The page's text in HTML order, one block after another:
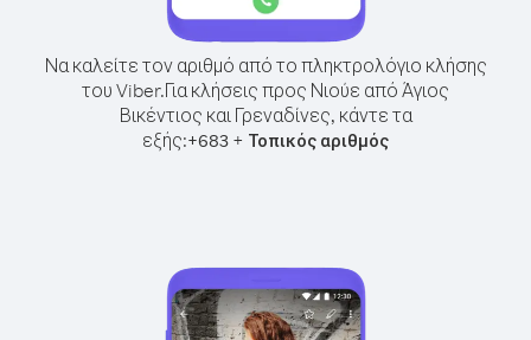
Να καλείτε τον αριθμό από το πληκτρολόγιο κλήσης
του Viber.Για κλήσεις προς Νιούε από Άγιος
Βικέντιος και Γρεναδίνες, κάντε τα
εξής:+683 + Τοπικός αριθμός